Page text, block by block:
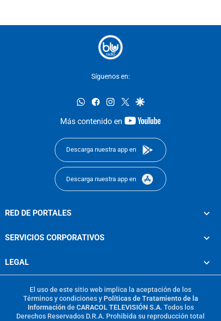
Síguenos en:
whatsappfacebookinstagram
twittergoogle
Más contenido en
youtube-
Descarga nuestra app en
Descarga nuestra app en
RED DE PORTALES
SERVICIOS CORPORATIVOS
LEGAL
El uso de este sitio web implica la aceptación de los
Términos y condicionesy Políticas de Tratamiento de la
Información de CARACOL TELEVISIÓN S.A. Todos los
Derechos Reservados D.R.A. Prohibida su reproducción total